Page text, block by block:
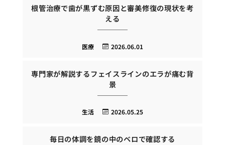
根管治療で歯が黒ずむ原因と審美修復の現状を考
える
2026.06.01
医療
専門家が解説するフェイスラインのエラが痛む背
景
2026.05.25
生活
毎日の体調を鏡の中のベロで確認する